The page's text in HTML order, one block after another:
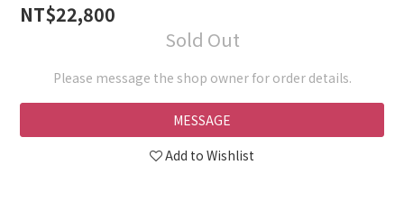
NT$22,800
Sold Out
Please message the shop owner for order details.
MESSAGE
Add to Wishlist